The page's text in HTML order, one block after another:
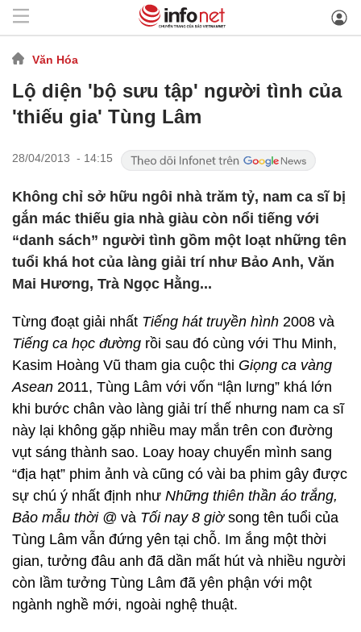
Văn Hóa
Lộ diện 'bộ sưu tập' người tình của
'thiếu gia' Tùng Lâm
28/04/2013 - 14:15
Không chỉ sở hữu ngôi nhà trăm tỷ, nam ca sĩ bị
gắn mác thiếu gia nhà giàu còn nổi tiếng với
“danh sách” người tình gồm một loạt những tên
tuổi khá hot của làng giải trí như Bảo Anh, Văn
Mai Hương, Trà Ngọc Hằng...
Từng đoạt giải nhất Tiếng hát truyền hình 2008 và
Tiếng ca học đường rồi sau đó cùng với Thu Minh,
Kasim Hoàng Vũ tham gia cuộc thi Giọng ca vàng
Asean 2011, Tùng Lâm với vốn “lận lưng” khá lớn
khi bước chân vào làng giải trí thế nhưng nam ca sĩ
này lại không gặp nhiều may mắn trên con đường
vụt sáng thành sao. Loay hoay chuyển mình sang
“địa hạt” phim ảnh và cũng có vài ba phim gây được
sự chú ý nhất định như Những thiên thần áo trắng,
Bảo mẫu thời @ và Tối nay 8 giờsong tên tuổi của
Tùng Lâm vẫn đứng yên tại chỗ. Im ắng một thời
gian, tưởng đâu anh đã dần mất hút và nhiều người
còn lầm tưởng Tùng Lâm đã yên phận với một
ngành nghề mới, ngoài nghệ thuật.